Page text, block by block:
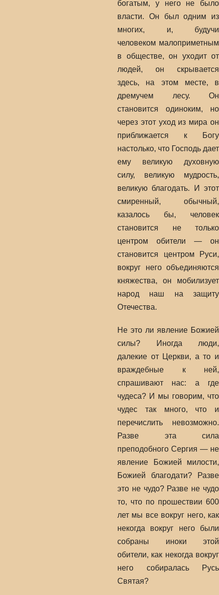
богатым, у него не было
власти. Он был одним из
многих, и, будучи
человеком малоприметным
в обществе, он уходит от
людей, он скрывается
здесь, на этом месте, в
дремучем лесу. Он
становится одиноким, но
через этот уход из мира он
приближается к Богу
настолько, что Господь дает
ему великую духовную
силу, великую мудрость,
великую благодать. И этот
смиренный, обычный,
казалось бы, человек
становится не только
центром обители — он
становится центром Руси,
вокруг него объединяются
княжества, он мобилизует
народ наш на защиту
Отечества.
Не это ли явление Божией
силы? Иногда люди,
далекие от Церкви, а то и
враждебные к ней,
спрашивают нас: а где
чудеса? И мы говорим, что
чудес так много, что и
перечислить невозможно.
Разве эта сила
преподобного Сергия — не
явление Божией милости,
Божией благодати? Разве
это не чудо? Разве не чудо
то, что по прошествии 600
лет мы все вокруг него, как
некогда вокруг него были
собраны иноки этой
обители, как некогда вокруг
него собиралась Русь
Святая?